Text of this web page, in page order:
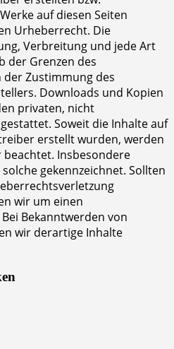
auf diesen Seiten
Urheberrecht. Die
Verbreitung und jede Art
der Grenzen des
Zustimmung des
Downloads und Kopien
privaten, nicht
Soweit die Inhalte auf
erstellt wurden, werden
Insbesondere
gekennzeichnet. Sollten
wir um einen
Bekanntwerden von
wir derartige Inhalte